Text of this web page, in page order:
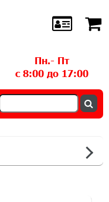
Пн.- Пт
с 8:00 до 17:00